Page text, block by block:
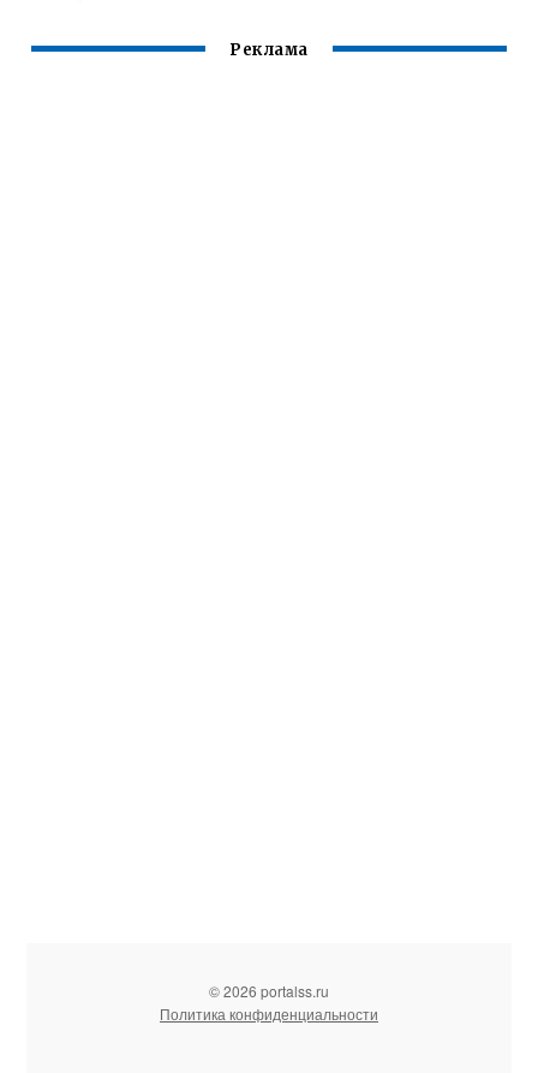
Реклама
© 2026 portalss.ru
Политика конфиденциальности